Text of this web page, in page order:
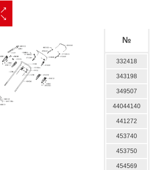
№
332418
343198
349507
44044140
441272
453740
453750
454569